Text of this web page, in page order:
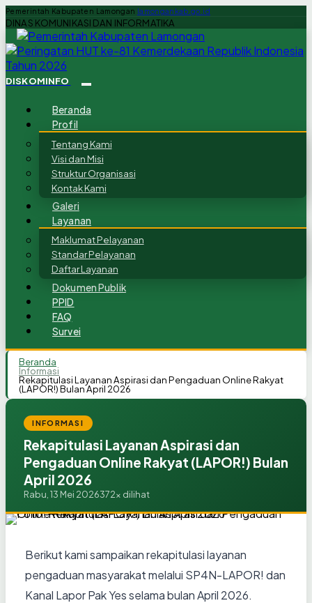
Pemerintah Kabupaten Lamongan lamongankab.go.id
DINAS KOMUNIKASI DAN INFORMATIKA
DISKOMINFO
Beranda
Profil
Tentang Kami
Visi dan Misi
Struktur Organisasi
Kontak Kami
Galeri
Layanan
Maklumat Pelayanan
Standar Pelayanan
Daftar Layanan
Dokumen Publik
PPID
FAQ
Survei
Beranda
Informasi
Rekapitulasi Layanan Aspirasi dan Pengaduan Online Rakyat
(LAPOR!) Bulan April 2026
INFORMASI
Rekapitulasi Layanan Aspirasi dan
Pengaduan Online Rakyat (LAPOR!) Bulan
April 2026
Rabu, 13 Mei 2026372x dilihat
Berikut kami sampaikan rekapitulasi layanan
pengaduan masyarakat melalui SP4N-LAPOR! dan
Kanal Lapor Pak Yes selama bulanApril 2026.